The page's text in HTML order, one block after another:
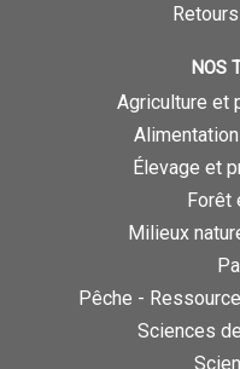
NOS
Agriculture et
Élevage et
Forêt
Milieux
Pêche -
Sciences